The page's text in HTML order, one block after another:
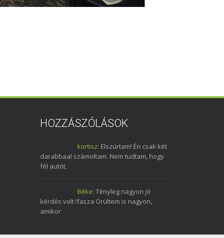
HOZZÁSZÓLÁSOK
kortisz: Elszúrtam! Én csak két
darabbaal számoltam. Nem tudtam, hogy
fél autót,
Béke: Tényleg nagyon jó
kérdés volt !fasza Örültem is nagyon,
amikor